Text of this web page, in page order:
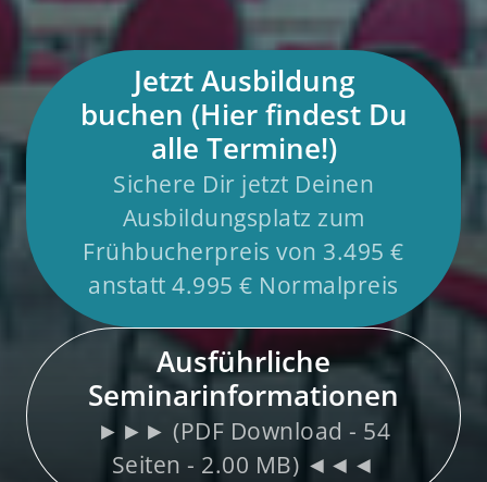
Jetzt Ausbildung
buchen (Hier findest Du
alle Termine!)
Sichere Dir jetzt Deinen
Ausbildungsplatz zum
Frühbucherpreis von 3.495 €
anstatt 4.995 € Normalpreis
Ausführliche
Seminarinformationen
►►► (PDF Download - 54
Seiten - 2.00 MB) ◄◄◄